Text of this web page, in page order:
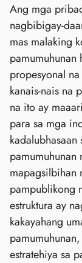
Ang mga
nagbibigay-
mas malaking
pamumuhunan
propesyonal
kanais-nais na
na ito ay
para sa mga
kadalubhasaan
mapagsilbihan
pampublikong
estruktura ay
kakayahang
estratehiya sa